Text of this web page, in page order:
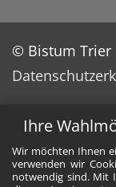
Ihre
Wir möchten Ihnen
verwenden wir
notwendig sind. Mit
© Bistum Trier